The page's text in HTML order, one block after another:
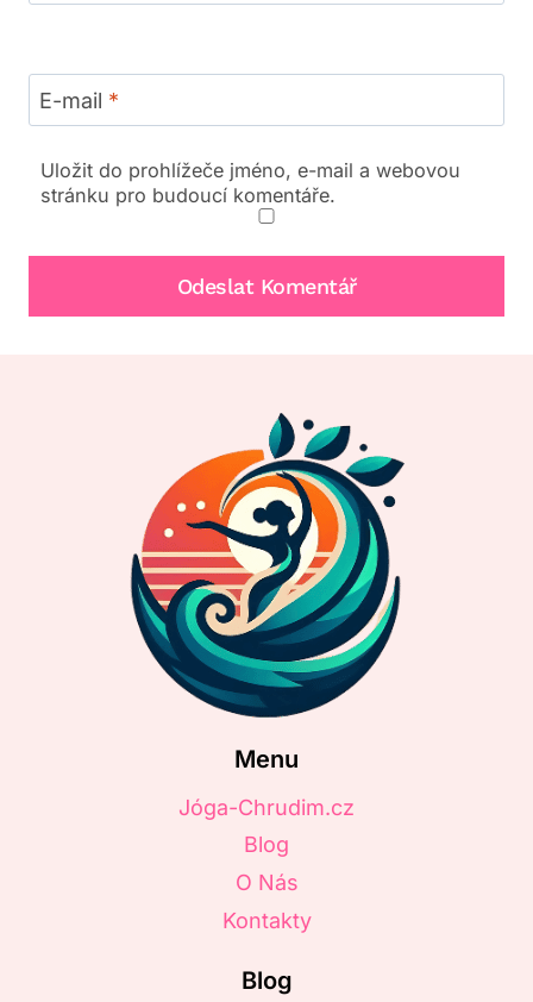
E-mail *
Uložit do prohlížeče jméno, e-mail a webovou
stránku pro budoucí komentáře.
Menu
Jóga-Chrudim.cz
Blog
O Nás
Kontakty
Blog